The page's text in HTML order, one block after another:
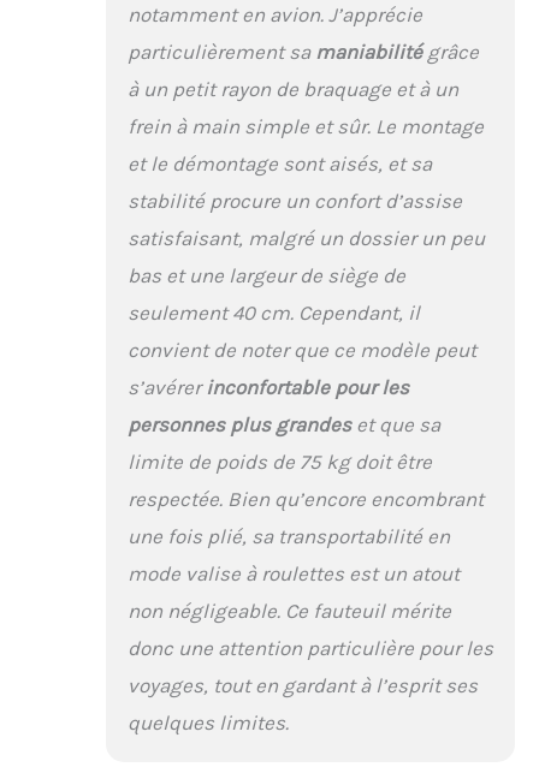
notamment en avion. J’apprécie
particulièrement sa maniabilitégrâce
à un petit rayon de braquage et à un
frein à main simple et sûr. Le montage
et le démontage sont aisés, et sa
stabilité procure un confort d’assise
satisfaisant, malgré un dossier un peu
bas et une largeur de siège de
seulement 40 cm. Cependant, il
convient de noter que ce modèle peut
s’avérer inconfortable pour les
personnes plus grandeset que sa
limite de poids de 75 kg doit être
respectée. Bien qu’encore encombrant
une fois plié, sa transportabilité en
mode valise à roulettes est un atout
non négligeable. Ce fauteuil mérite
donc une attention particulière pour les
voyages, tout en gardant à l’esprit ses
quelques limites.